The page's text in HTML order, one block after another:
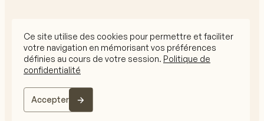
Ce site utilise des cookies pour permettre et faciliter
votre navigation en mémorisant vos préférences
définies au cours de votre session. Politique de
confidentialité
Accepter
© 2026 CVL Tous droits réservés
RGPD
Mentions légales
Le site internet est conçu par